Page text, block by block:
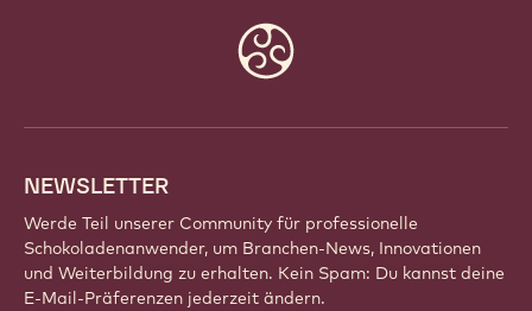
NEWSLETTER
Werde Teil unserer Community für professionelle
Schokoladenanwender, um Branchen-News, Innovationen
und Weiterbildung zu erhalten. Kein Spam: Du kannst deine
E-Mail-Präferenzen jederzeit ändern.